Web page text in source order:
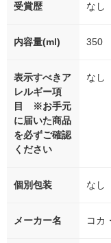
受賞歴 なし
内容量(ml) 350
表示すべきア
レルギー項
目 ※お手元
に届いた商品
を必ずご確認
ください
なし
個別包装 なし
メーカー名 コカ